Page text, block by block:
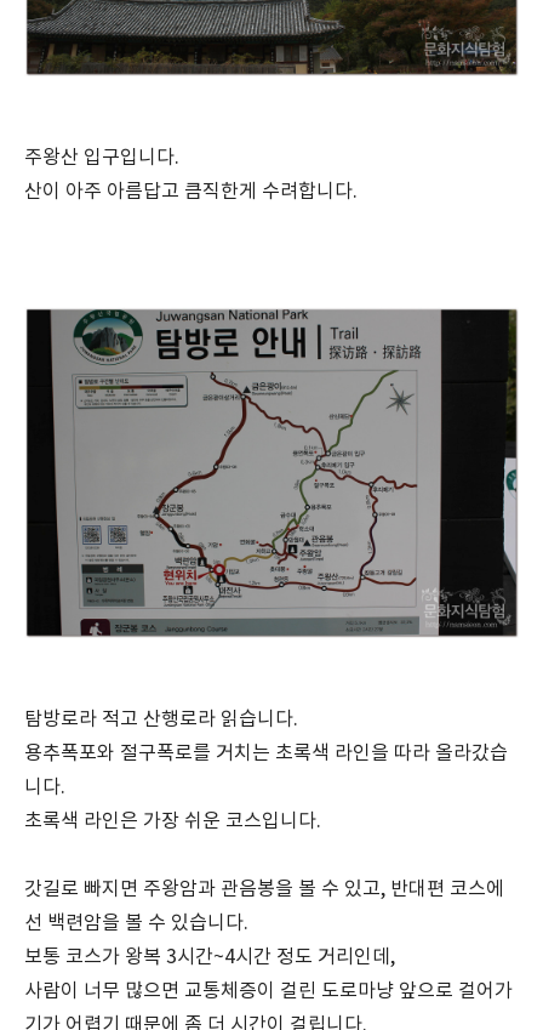
주왕산 입구입니다.
산이 아주 아름답고 큼직한게 수려합니다.
탐방로라 적고 산행로라 읽습니다.
용추폭포와 절구폭로를 거치는 초록색 라인을 따라 올라갔습
니다.
초록색 라인은 가장 쉬운 코스입니다.
갓길로 빠지면 주왕암과 관음봉을 볼 수 있고, 반대편 코스에
선 백련암을 볼 수 있습니다.
보통 코스가 왕복 3시간~4시간 정도 거리인데,
사람이 너무 많으면 교통체증이 걸린 도로마냥 앞으로 걸어가
기가 어렵기 때문에 좀 더 시간이 걸립니다.